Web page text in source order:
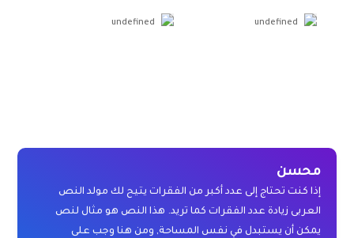
undefined
undefined
محسن
إذا كنت تحتاج إلى عدد أكبر من الفقرات يتيح لك مولد النص
العربى زيادة عدد الفقرات كما تريد. هذا النص هو مثال لنص
يمكن أن يستبدل في نفس المساحة, ومن هنا وجب على